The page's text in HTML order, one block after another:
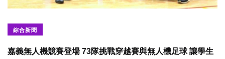
綜合新聞
嘉義無人機競賽登場 73隊挑戰穿越賽與無人機足球 讓學生